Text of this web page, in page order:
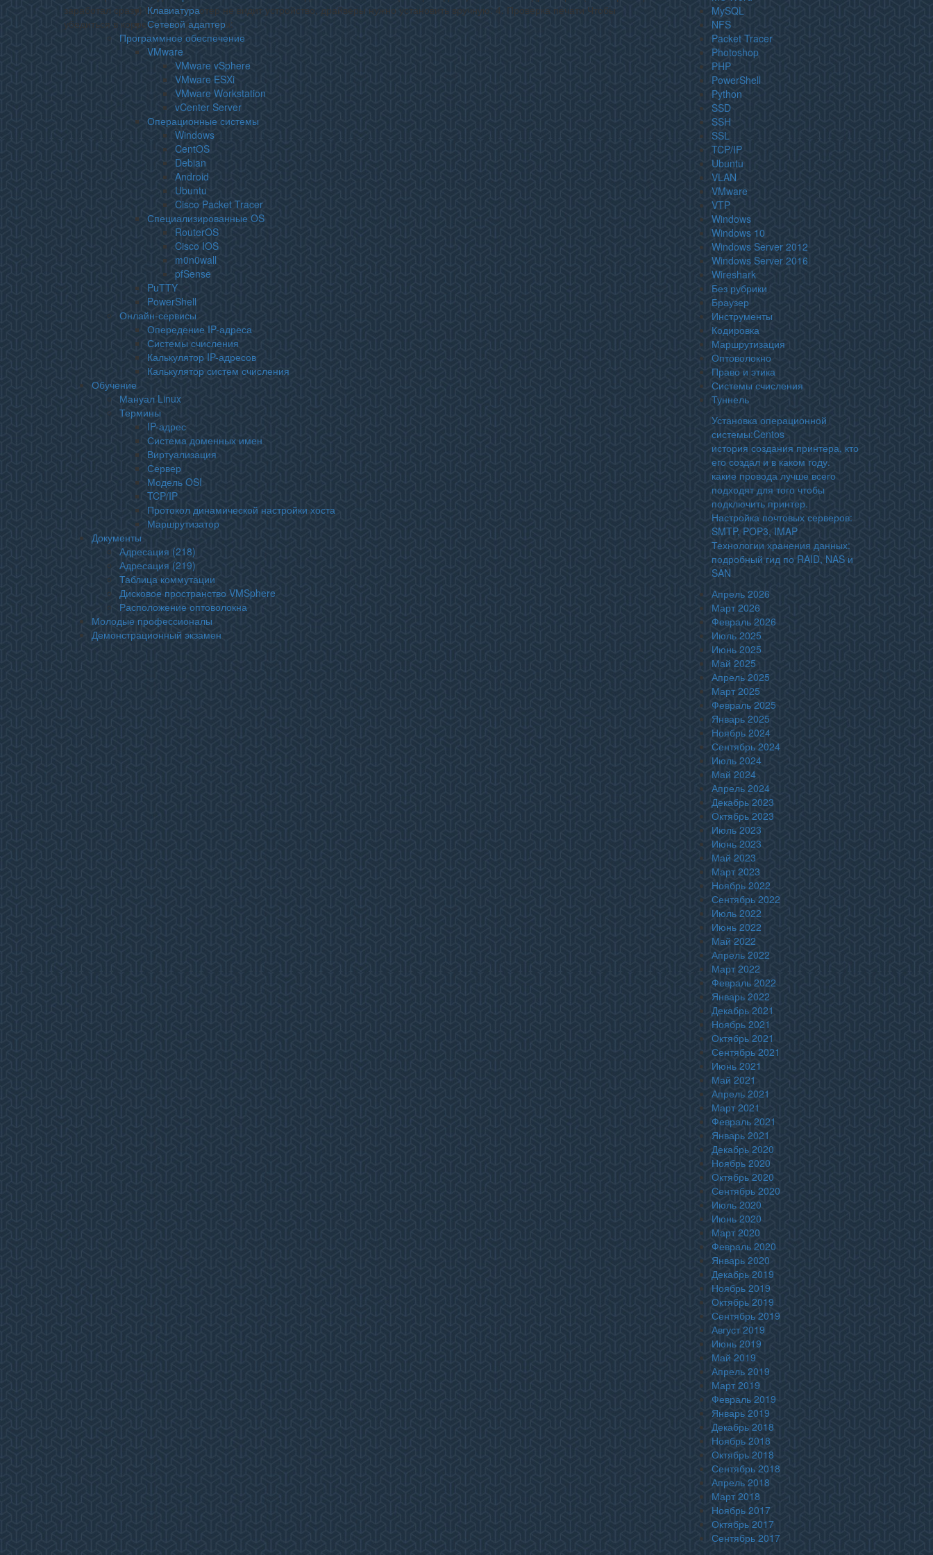
Клавиатура
Сетевой адаптер
Программное обеспечение
VMware
VMware vSphere
VMware ESXi
VMware Workstation
vCenter Server
Операционные системы
Windows
CentOS
Debian
Android
Ubuntu
Cisco Packet Tracer
Специализированные OS
RouterOS
Cisco IOS
m0n0wall
pfSense
PuTTY
PowerShell
Онлайн-сервисы
Опередение IP-адреса
Системы счисления
Калькулятор IP-адресов
Калькулятор систем счисления
Обучение
Мануал Linux
Термины
IP-адрес
Система доменных имен
Виртуализация
Сервер
Модель OSI
TCP/IP
Протокол динамической настройки хоста
Маршрутизатор
Документы
Адресация (218)
Адресация (219)
Таблица коммутации
Дисковое пространство VMSphere
Расположение оптоволокна
Молодые профессионалы
Демонстрационный экзамен
настройка.
заработал сразу) Если компьютер не видит устройство, драйверы нужно установить вручную: 4. Проверка печати Чтобы
убедиться в корректности настройки:
MySQL
NFS
Packet Tracer
Photoshop
PHP
PowerShell
Python
SSD
SSH
SSL
TCP/IP
Ubuntu
VLAN
VMware
VTP
Windows
Windows 10
Windows Server 2012
Windows Server 2016
Wireshark
Без рубрики
Браузер
Инструменты
Кодировка
Маршрутизация
Оптоволокно
Право и этика
Системы счисления
Туннель
Установка операционной
системы:Centos
история создания принтера, кто
его создал и в каком году.
какие провода лучше всего
подходят для того чтобы
подключить принтер.
Настройка почтовых серверов:
SMTP, POP3, IMAP
Технологии хранения данных:
подробный гид по RAID, NAS и
SAN
Апрель 2026
Март 2026
Февраль 2026
Июль 2025
Июнь 2025
Май 2025
Апрель 2025
Март 2025
Февраль 2025
Январь 2025
Ноябрь 2024
Сентябрь 2024
Июль 2024
Май 2024
Апрель 2024
Декабрь 2023
Октябрь 2023
Июль 2023
Июнь 2023
Май 2023
Март 2023
Ноябрь 2022
Сентябрь 2022
Июль 2022
Июнь 2022
Май 2022
Апрель 2022
Март 2022
Февраль 2022
Январь 2022
Декабрь 2021
Ноябрь 2021
Октябрь 2021
Сентябрь 2021
Июнь 2021
Май 2021
Апрель 2021
Март 2021
Февраль 2021
Январь 2021
Декабрь 2020
Ноябрь 2020
Октябрь 2020
Сентябрь 2020
Июль 2020
Июнь 2020
Март 2020
Февраль 2020
Январь 2020
Декабрь 2019
Ноябрь 2019
Октябрь 2019
Сентябрь 2019
Август 2019
Июнь 2019
Май 2019
Апрель 2019
Март 2019
Февраль 2019
Январь 2019
Декабрь 2018
Ноябрь 2018
Октябрь 2018
Сентябрь 2018
Апрель 2018
Март 2018
Ноябрь 2017
Октябрь 2017
Сентябрь 2017